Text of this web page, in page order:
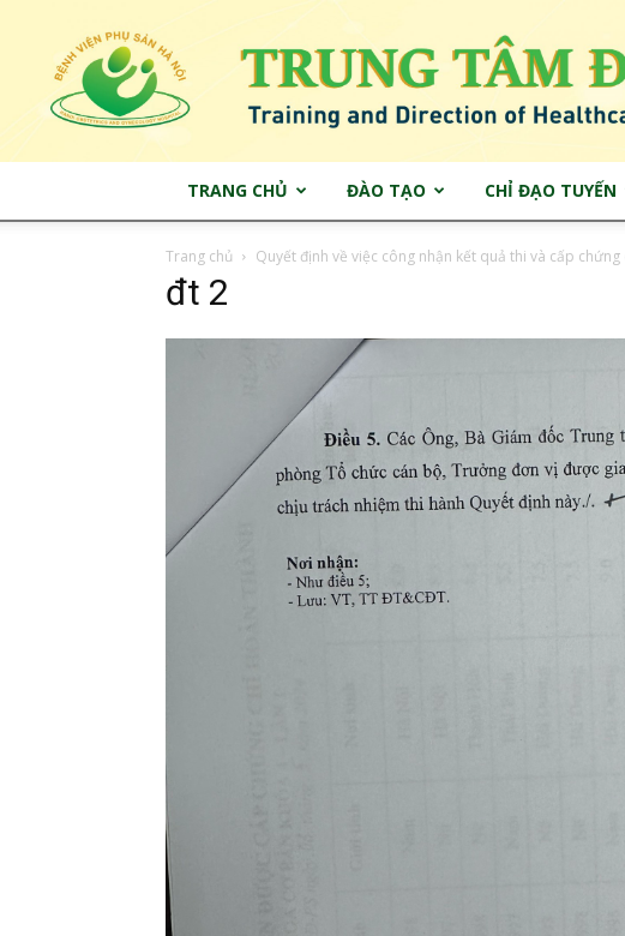
TRANG CHỦ ĐÀO TẠO CHỈ ĐẠO TUYẾN
Trang chủ Quyết định về việc công nhận kết quả thi và cấp
đt 2